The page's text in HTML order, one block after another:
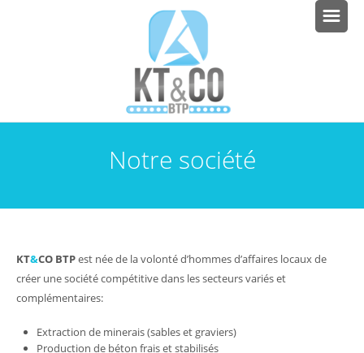
Notre société
KT&CO BTPest née de la volonté d’hommes d’affaires locaux de
créer une société compétitive dans les secteurs variés et
complémentaires:
Extraction de minerais (sables et graviers)
Production de béton frais et stabilisés